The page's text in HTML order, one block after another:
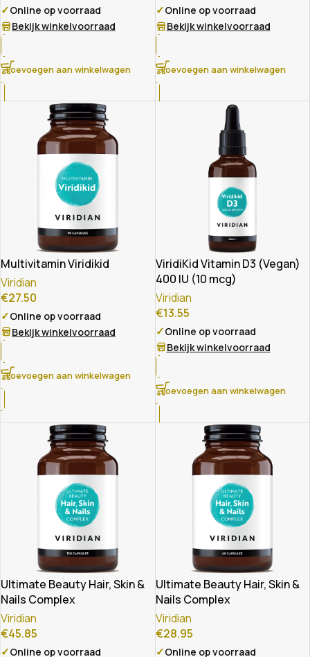
✓Online op voorraad
Bekijk winkelvoorraad
Toevoegen aan winkelwagen
✓Online op voorraad
Bekijk winkelvoorraad
Toevoegen aan winkelwagen
Multivitamin Viridikid
Viridian
€27.50
✓Online op voorraad
Bekijk winkelvoorraad
Toevoegen aan winkelwagen
ViridiKid Vitamin D3 (Vegan)
400 IU (10 mcg)
Viridian
€13.55
✓Online op voorraad
Bekijk winkelvoorraad
Toevoegen aan winkelwagen
Ultimate Beauty Hair, Skin &
Nails Complex
Viridian
€45.85
✓Online op voorraad
Ultimate Beauty Hair, Skin &
Nails Complex
Viridian
€28.95
✓Online op voorraad